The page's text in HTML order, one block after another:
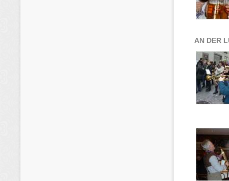
AN DER